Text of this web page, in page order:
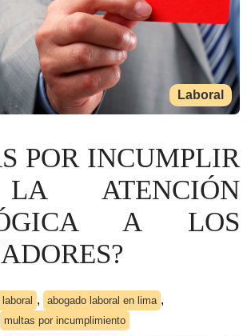
Laboral
POR INCUMPLIR
ATENCIÓN
A LOS
, abogado laboral en lima ,
multas por incumplimiento